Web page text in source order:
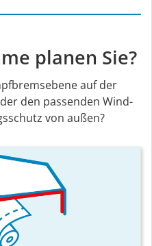
planen Sie?
auf der
den passenden Wind-
von außen?